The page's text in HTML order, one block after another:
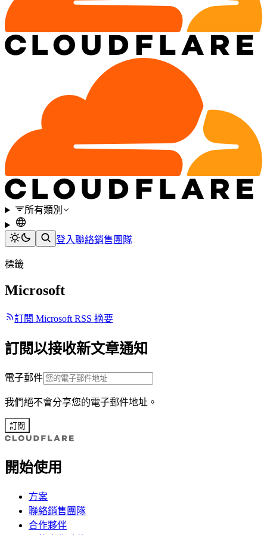
所有類別
登入聯絡銷售團隊
標籤
Microsoft
訂閱 Microsoft RSS 摘要
訂閱以接收新文章通知
電子郵件
我們絕不會分享您的電子郵件地址。
訂閱
開始使用
方案
聯絡銷售團隊
合作夥伴